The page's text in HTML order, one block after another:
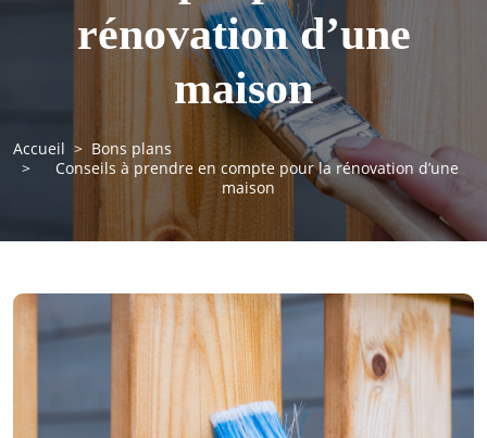
rénovation d’une
maison
Accueil
Bons plans
Conseils à prendre en compte pour la rénovation d’une
maison